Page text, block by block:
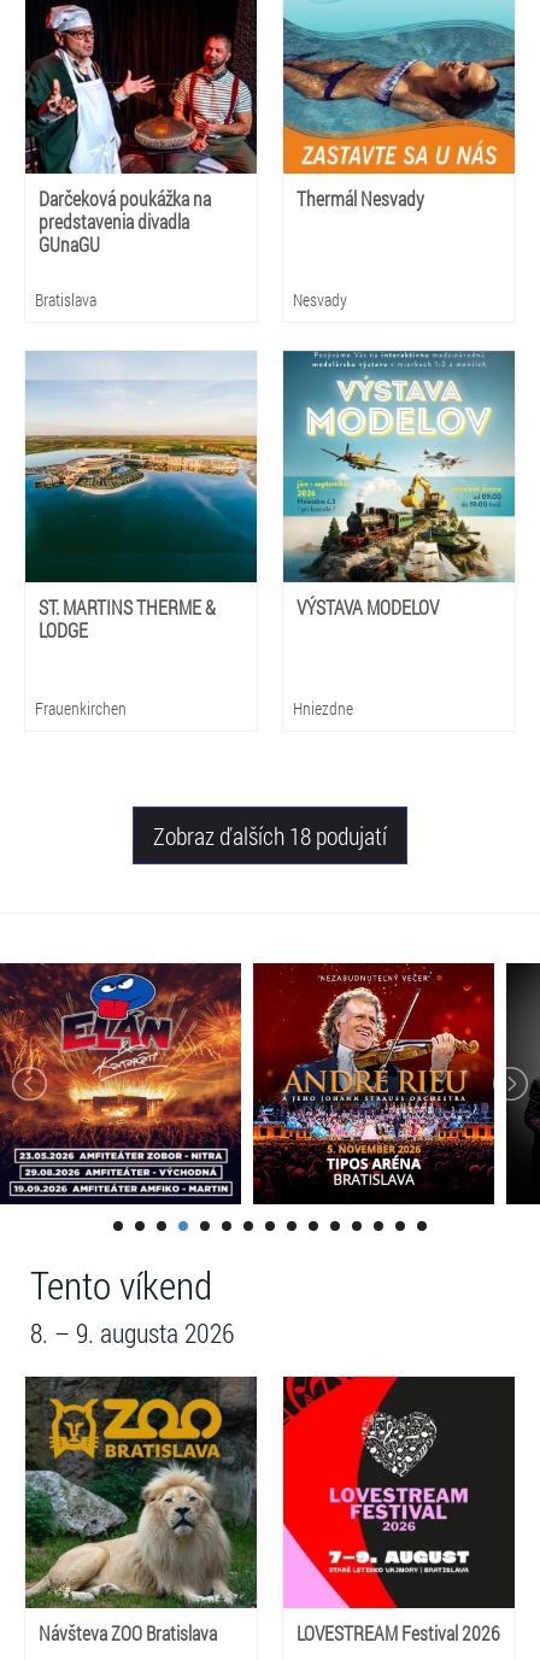
Darčeková poukážka na
predstavenia divadla
GUnaGU
Bratislava
Thermál Nesvady
Nesvady
ST. MARTINS THERME &
LODGE
Frauenkirchen
VÝSTAVA MODELOV
Hniezdne
Zobraz ďalších 18 podujatí
Tento víkend
8. – 9. augusta 2026
Návšteva ZOO Bratislava LOVESTREAM Festival 2026